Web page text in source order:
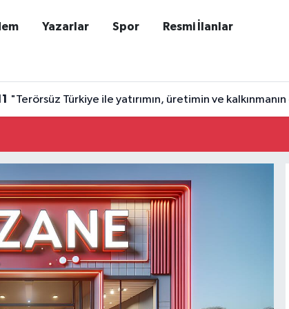
Yazarlar Spor Resmi İlanlar
"Terörsüz Türkiye ile yatırımın, üretimin ve